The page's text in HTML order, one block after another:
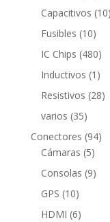
Capacitivos 10
Fusibles 1010
IC Chips 480480
Inductivos 1 1
Resistivos 2828
varios 3535
Conectores 9494
Cámaras 55
Consolas 99
GPS 1010
HDMI 66